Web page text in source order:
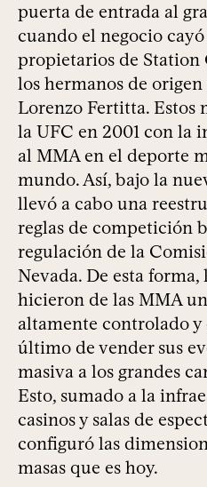
puerta de entrada al
cuando el negocio
propietarios de Station
los hermanos de
Lorenzo Fertitta. Estos
la UFC en 2001 con la
al MMA en el deporte
mundo. Así, bajo la
llevó a cabo una
reglas de competición
regulación de la
Nevada. De esta
hicieron de las MMA
altamente controlado
último de vender sus
masiva a los grandes
Esto, sumado a la
casinos y salas de
configuró las
masas que es hoy.